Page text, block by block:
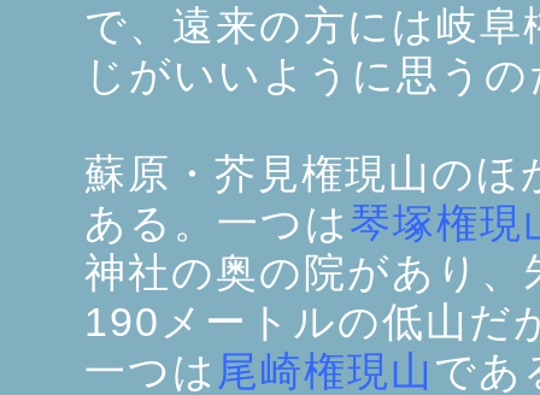
で、遠来の方には岐
じがいいように思う
蘇原・芥見権現山の
ある。一つは琴塚権現
神社の奥の院があり
190メートルの低山だ
一つは 尾崎権現山 であ